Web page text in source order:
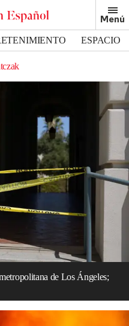
Menú
ESPACIO
de Los Ángeles;